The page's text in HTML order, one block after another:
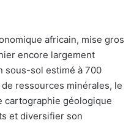
africain, mise gros
encore largement
sous-sol estimé à 700
ressources minérales, le
cartographie géologique
et diversifier son